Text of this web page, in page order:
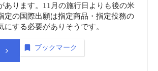
あります。11月の施行日よりも後の米
定の国際出願は指定商品・指定役務の
にする必要がありそうです。
商 ブックマーク